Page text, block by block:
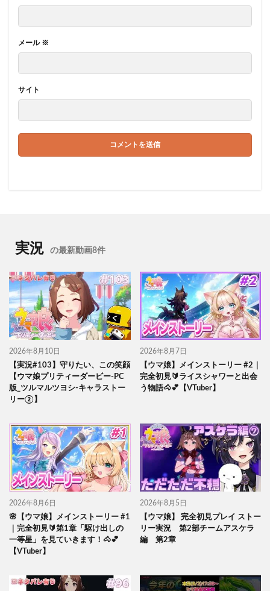
メール ※
サイト
実況 の最新動画8件
2026年8月10日
【実況#103】守りたい、この笑顔
【ウマ娘プリティーダービー-PC
版_ツルマルツヨシ-キャラストー
リー②】
2026年8月7日
【ウマ娘】メインストーリー #2｜
完全初見🔰ライスシャワーと出会
う物語🐴💕【VTuber】
2026年8月6日
🌸【ウマ娘】メインストーリー #1
｜完全初見🔰第1章「駆け出しの
一等星」を見ていきます！🐴💕
【VTuber】
2026年8月5日
【ウマ娘】 完全初見プレイ ストー
リー実況 第2部チームアスケラ
編 第2章